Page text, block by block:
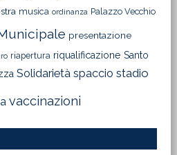
musica ordinanza Palazzo Vecchio
presentazione
riapertura riqualificazione Santo
Solidarietà spaccio stadio
vaccinazioni